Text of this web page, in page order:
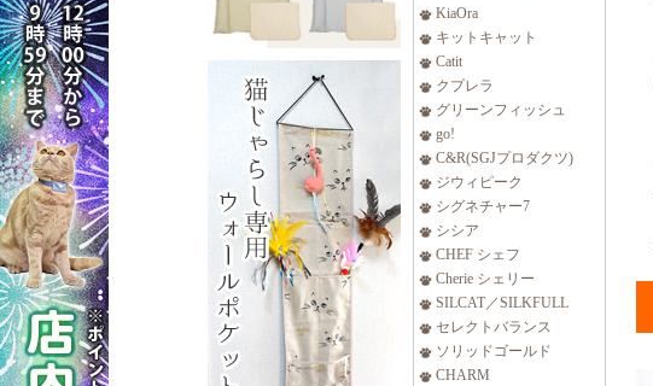
KiaOra
キットキャット
Catit
クプレラ
グリーンフィッシュ
go!
C&R(SGJプロダクツ)
ジウィピーク
シグネチャー7
シシア
CHEF シェフ
Cherie シェリー
SILCAT／SILKFULL
セレクトバランス
ソリッドゴールド
CHARM